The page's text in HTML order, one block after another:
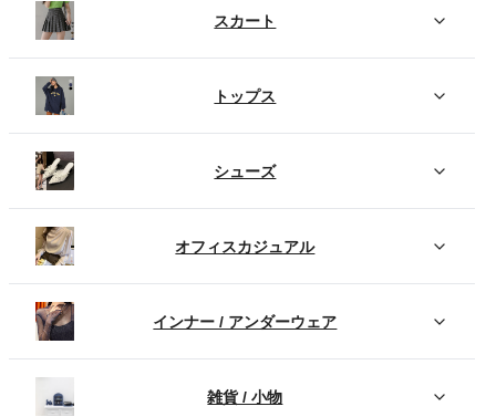
スカート
トップス
シューズ
オフィスカジュアル
インナー / アンダーウェア
雑貨 / 小物